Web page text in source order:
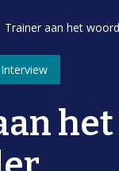
Trainer aan het
Interview